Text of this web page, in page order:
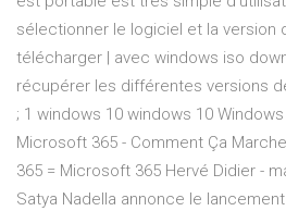
sélectionner le logiciel et la version
télécharger | avec windows iso
récupérer les différentes versions
; 1 windows 10 windows 10
Microsoft 365 - Comment Ça
365 = Microsoft 365 Hervé Didier -
Satya Nadella annonce le